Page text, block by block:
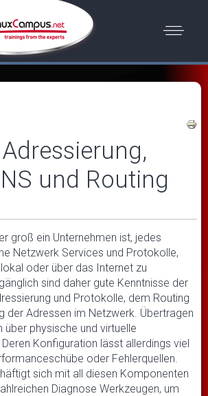
und Routing
groß ein Unternehmen ist, jedes
Netzwerk Services und Protokolle,
oder über das Internet zu
sind daher gute Kenntnisse der
und Protokolle, dem Routing
der Adressen im Netzwerk. Übertragen
über physische und virtuelle
Konfiguration lässt allerdings viel
oder Fehlerquellen.
sich mit all diesen Komponenten
Diagnose Werkzeugen, um